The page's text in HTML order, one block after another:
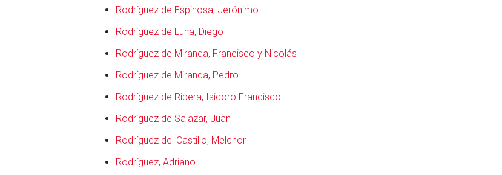
en
Rodríguez de Espinosa, Jerónimo
Rodríguez de Luna, Diego
Rodríguez de Miranda, Francisco y Nicolás
Rodríguez de Miranda, Pedro
Rodríguez de Ribera, Isidoro Francisco
Rodríguez de Salazar, Juan
Rodríguez del Castillo, Melchor
Rodríguez, Adriano